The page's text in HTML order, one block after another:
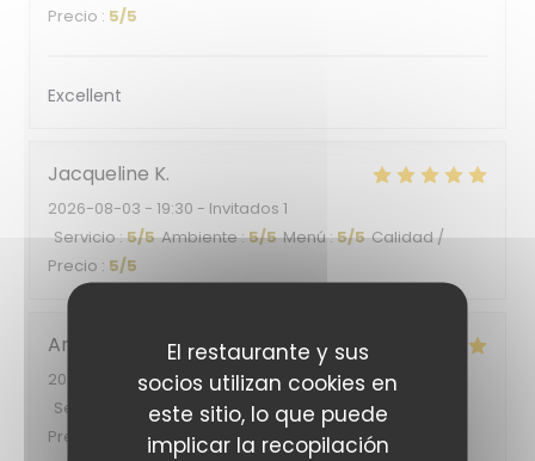
El restaurante y sus
socios utilizan cookies en
este sitio, lo que puede
implicar la recopilación
Precio : 5/5
Excellent
Jacqueline K
2026-08-03 - 19:30 - Invitados 1
Servicio:5/5 Ambiente:5/5 Menú:5/5 Calidad /
Precio : 5/5
Ana
2026-08-05- 19:30 - Invitados 2
Servicio
/5 Ambiente: 5/5 Menú: 5/5 Calidad /
Precio